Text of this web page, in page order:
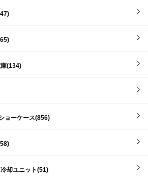
(134)
ョーケース(856)
却ユニット(51)